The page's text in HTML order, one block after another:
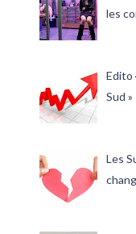
les
Edito
Sud »
Les